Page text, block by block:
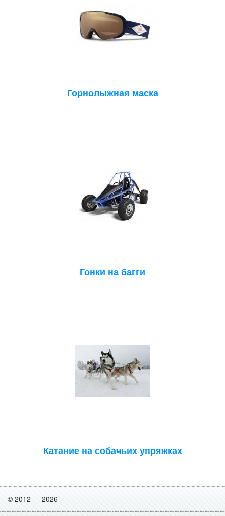
Горнолыжная маска
Гонки на багги
Катание на собачьих упряжках
© 2012 — 2026